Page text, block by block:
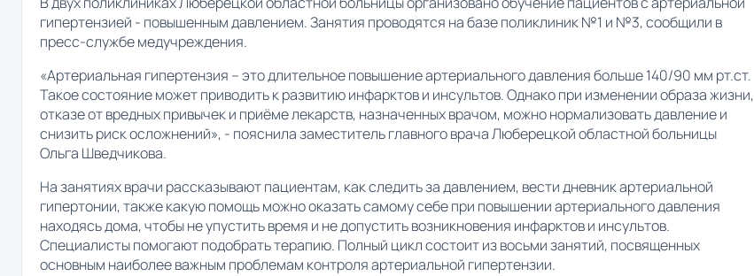
гипертензией - повышенным давлением. Занятия проводятся на базе поликлиник №1 и №3, сообщили в
пресс-службе медучреждения.
«Артериальная гипертензия – это длительное повышение артериального давления больше 140/90 мм рт.ст.
Такое состояние может приводить к развитию инфарктов и инсультов. Однако при изменении образа жизни,
отказе от вредных привычек и приёме лекарств, назначенных врачом, можно нормализовать давление и
снизить риск осложнений», - пояснила заместитель главного врача Люберецкой областной больницы
Ольга Шведчикова.
На занятиях врачи рассказывают пациентам, как следить за давлением, вести дневник артериальной
гипертонии, также какую помощь можно оказать самому себе при повышении артериального давления
находясь дома, чтобы не упустить время и не допустить возникновения инфарктов и инсультов.
Специалисты помогают подобрать терапию. Полный цикл состоит из восьми занятий, посвященных
основным наиболее важным проблемам контроля артериальной гипертензии.